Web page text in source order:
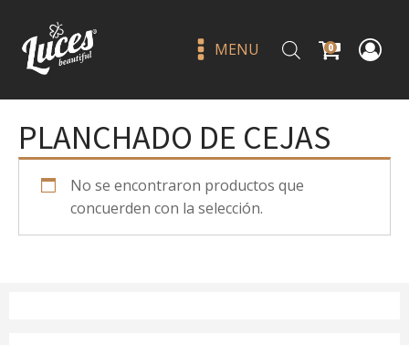
MENU 0
PLANCHADO DE CEJAS
No se encontraron productos que
concuerden con la selección.